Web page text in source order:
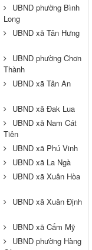
UBND phường Bình
Long
UBND xã Tân Hưng
UBND phường Chơn
Thành
UBND xã Tân An
UBND xã Đak Lua
UBND xã Nam Cát
Tiên
UBND xã Phú Vinh
UBND xã La Ngà
UBND xã Xuân Hòa
UBND xã Xuân Định
UBND xã Cẩm Mỹ
UBND phường Hàng